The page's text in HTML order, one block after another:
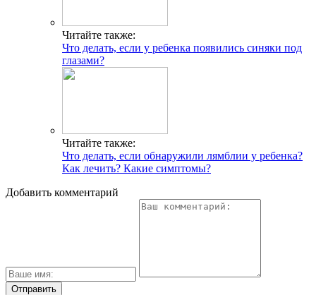
Читайте также:
Что делать, если у ребенка появились синяки под
глазами?
Читайте также:
Что делать, если обнаружили лямблии у ребенка?
Как лечить? Какие симптомы?
Добавить комментарий